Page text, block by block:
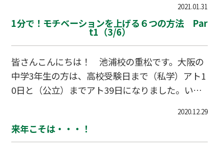
校を決める時に学校の先生や周りの人に聴き、 助
言やサポートを貰い、そして決めた受験
す。・将来あなたはどうなりたいかイメージす
る。そして、・目線と視線を変える。の3つにつ
いて書きました。・呼吸法を変えて、戦闘モード
になる。（最近の流行の”鬼滅の刃”ではないです
が、やはり呼吸法は大事です！）呼吸は、体の緊
張とリラックスを操作する神経と深い関係があり
ます。そのため、呼吸法を変えることでモチベー
ションアップにつながります。モチベーションが
上がらないときというのは、体が必要以上にリラ
ックスした状態になってい…
2021.01.31
1分で！モチベーションを上げる６つの方法 Par
t1（3/6）
皆さんこんにちは！ 池浦校の重松です。大阪の
中学3年生の方は、高校受験日まで（私学）アト1
0日と（公立）までアト39日になりました。いよ
果的にモチベーションを上げる方法について書い
てみます。 （6つの方法の内、今回はまずは3つに
2020.12.29
来年こそは・・・！